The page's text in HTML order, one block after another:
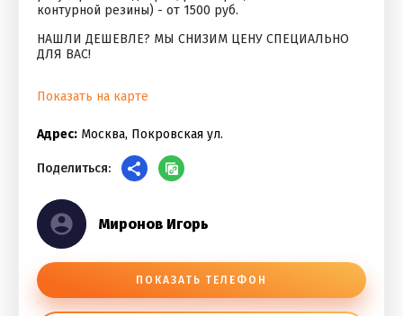
контурной резины) - от 1500 руб.
НАШЛИ ДЕШЕВЛЕ? МЫ СНИЗИМ ЦЕНУ СПЕЦИАЛЬНО
ДЛЯ ВАС!
Показать на карте
Адрес: Москва, Покровская ул.
Поделиться:
Миронов Игорь
ПОКАЗАТЬ ТЕЛЕФОН